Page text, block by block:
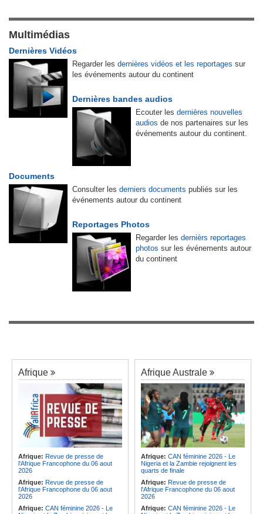
Multimédias
Dernières Vidéos
Regarder les dernières vidéos et les reportages sur
les événements autour du continent
Dernières bandes audios
Ecouter les dernières nouvelles
audios de nos partenaires sur les
événements autour du continent.
Documents
Consulter les derniers documents publiés sur les
événements autour du continent
Reportages Photos
Regarder les dernièrs reportages
photos sur les événements autour
du continent
Afrique
Afrique: Revue de presse de
l'Afrique Francophone du 06 aout
2026
Afrique: Revue de presse de
l'Afrique Francophone du 06 aout
2026
Afrique: CAN féminine 2026 - Le
Afrique Australe
Afrique: CAN féminine 2026 - Le
Nigeria et la Zambie rejoignent les
quarts de finale
Afrique: Revue de presse de
l'Afrique Francophone du 06 aout
2026
Afrique: CAN féminine 2026 - Le